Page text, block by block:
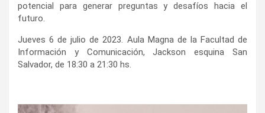
potencial para generar preguntas y desafíos hacia el
futuro.
Jueves 6 de julio de 2023. Aula Magna de la Facultad de
Información y Comunicación, Jackson esquina San
Salvador, de 18:30 a 21:30 hs.